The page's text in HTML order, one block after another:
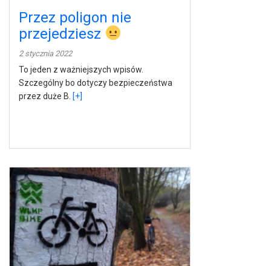
Przez poligon nie
przejedziesz
2 stycznia 2022
To jeden z ważniejszych wpisów.
Szczególny bo dotyczy bezpieczeństwa
przez duże B. [+]